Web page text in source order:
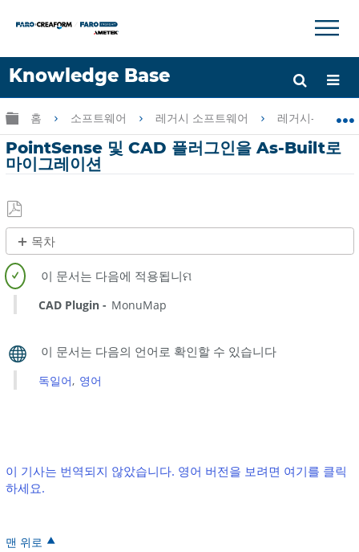
Knowledge Base
언어
도움 받기 로그인
×
글로벌 계층 확장/축소
홈 소프트웨어 레거시 소프트웨어 레거시-
PointSense 및 CAD 플러그인을 As-Built로
마이그레이션
PDF
로
저
장
목차
제
목
없
음
CAD Plugin MonuMap
독일어 영어
이 기사는 번역되지 않았습니다. 영어 버전을 보려면 여기를 클릭
하세요.
맨 위로